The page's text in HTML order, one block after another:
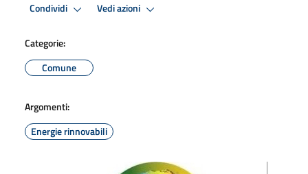
Condividi Vedi azioni
Categorie:
Comune
Argomenti:
Energie rinnovabili